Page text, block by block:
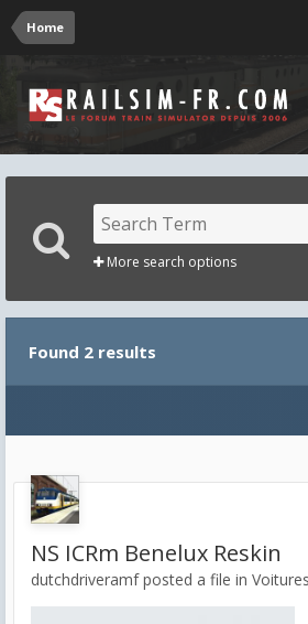
Home
More search options
Found 2 results
NS ICRm Benelux Reskin
dutchdriveramf posted a file in